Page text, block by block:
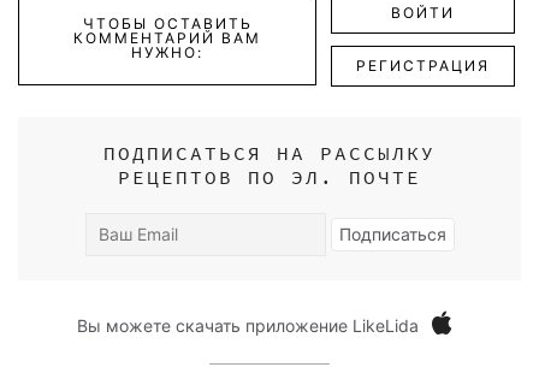
ЧТОБЫ ОСТАВИТЬ
КОММЕНТАРИЙ ВАМ
НУЖНО:
ВОЙТИ
РЕГИСТРАЦИЯ
ПОДПИСАТЬСЯ НА РАССЫЛКУ
РЕЦЕПТОВ ПО ЭЛ. ПОЧТЕ
Ваш
Подписаться
Вы можете скачать приложение LikeLida